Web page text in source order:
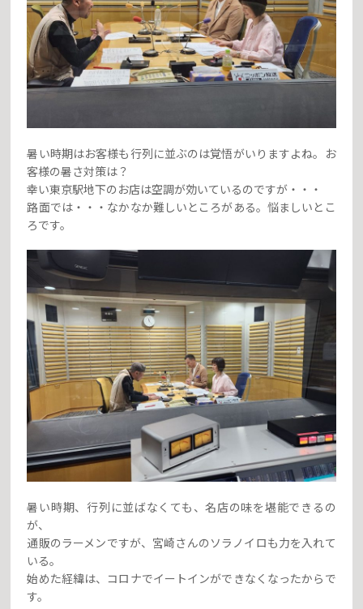
暑い時期はお客様も行列に並ぶのは覚悟がいりますよね。お
客様の暑さ対策は？
幸い東京駅地下のお店は空調が効いているのですが・・・
路面では・・・なかなか難しいところがある。悩ましいとこ
ろです。
暑い時期、行列に並ばなくても、名店の味を堪能できるの
が、
通販のラーメンですが、宮崎さんのソラノイロも力を入れて
いる。
始めた経緯は、コロナでイートインができなくなったからで
す。